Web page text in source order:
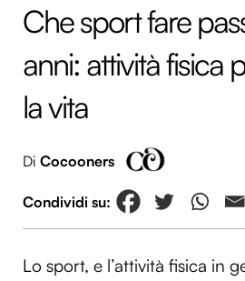
Che sport fare
anni: attività fisica
la vita
Di Cocooners
Lo sport, e l’attività fisica in